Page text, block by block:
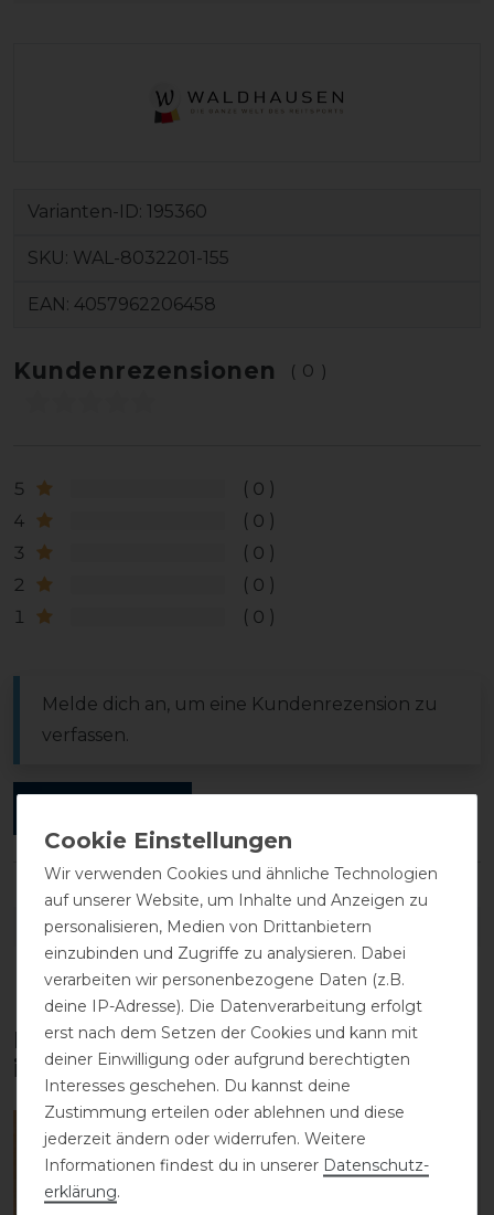
Varianten-ID: 195360
SKU: WAL-8032201-155
EAN: 4057962206458
Kundenrezensionen (0)
5
0
4
0
3
0
2
0
1
0
Melde dich an, um eine Kundenrezension zu
verfassen.
DETAILS ZUR PRODUKTSICHERHEIT
Diese Produkte könnten dich auch
interessieren
-20%
Wir verwenden Cookies und ähnliche Technologien
auf unserer Website, um Inhalte und Anzeigen zu
personalisieren, Medien von Drittanbietern
einzubinden und Zugriffe zu analysieren. Dabei
verarbeiten wir personenbezogene Daten (z.B.
deine IP-Adresse). Die Datenverarbeitung erfolgt
erst nach dem Setzen der Cookies und kann mit
deiner Einwilligung oder aufgrund berechtigten
Interesses geschehen. Du kannst deine
Zustimmung erteilen oder ablehnen und diese
jederzeit ändern oder widerrufen. Weitere
Informationen findest du in unserer Daten­schutz­
erklärung.